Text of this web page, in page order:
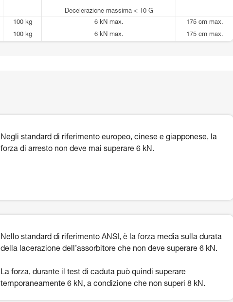
Decelerazione massima < 10 G
100 kg 6 kN max.
175 cm max.
100 kg 6 kN max. 175 cm max.
Negli standard di riferimento europeo, cinese e giapponese, la
forza di arresto non deve mai superare 6 kN.
Nello standard di riferimento ANSI, è la forza media sulla durata
della lacerazione dell’assorbitore che non deve superare 6 kN.
La forza, durante il test di caduta può quindi superare
temporaneamente 6 kN, a condizione che non superi 8 kN.